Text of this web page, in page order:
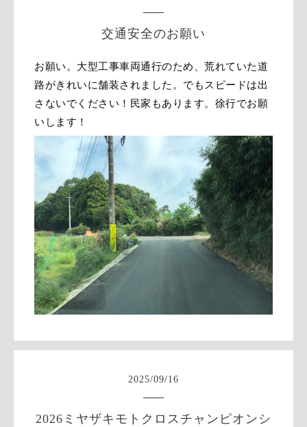
交通安全のお願い
お願い。大型工事車両通行のため、荒れていた道
路がきれいに舗装されました。でもスピードは出
さないでください！民家もあります。徐行でお願
いします！
2025/09/16
2026ミヤザキモトクロスチャンピオンシ